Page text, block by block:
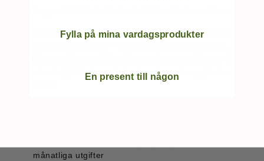
Att prova en menstruationskopp för första gången kan
komfort och självförtroende än jag någonsin upplevt med
månatliga utgifter
Fylla på mina vardagsprodukter
En present till någon